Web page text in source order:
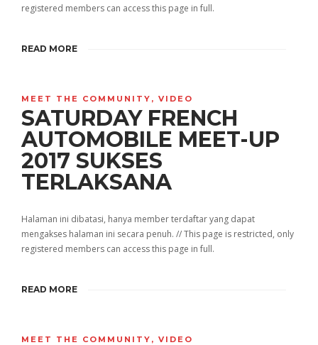
registered members can access this page in full.
READ MORE
MEET THE COMMUNITY , VIDEO
SATURDAY FRENCH
AUTOMOBILE MEET-UP
2017 SUKSES
TERLAKSANA
Halaman ini dibatasi, hanya member terdaftar yang dapat
mengakses halaman ini secara penuh. // This page is restricted, only
registered members can access this page in full.
READ MORE
MEET THE COMMUNITY , VIDEO